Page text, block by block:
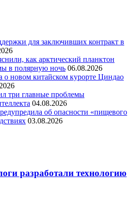
для заключивших контракт в
как арктический планктон
в полярную ночь 06.08.2026
о новом китайском курорте Циндао
три главные проблемы
04.08.2026
об опасности «пищевого
03.08.2026
разработали технологию